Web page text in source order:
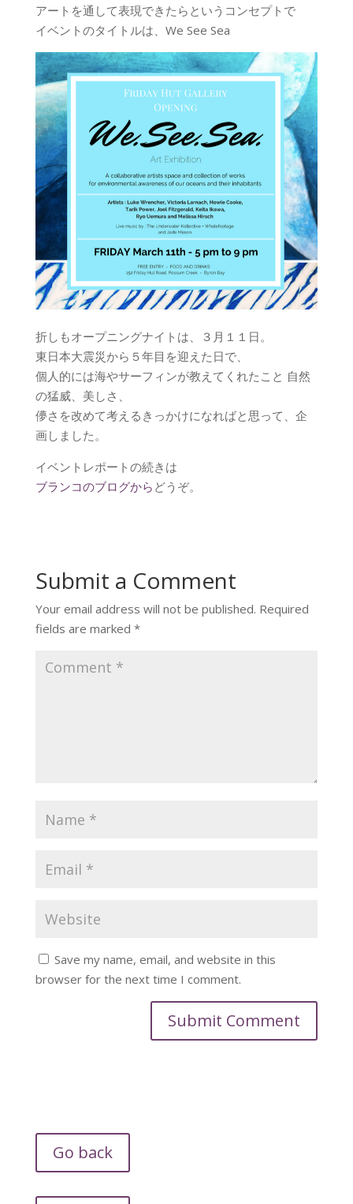
アートを通して表現できたらというコンセプトで
イベントのタイトルは、We See Sea
折しもオープニングナイトは、３月１１日。
東日本大震災から５年目を迎えた日で、
個人的には海やサーフィンが教えてくれたこと 自然
の猛威、美しさ、
儚さを改めて考えるきっかけになればと思って、企
画しました。
イベントレポートの続きは
ブランコのブログから どうぞ。
Submit a Comment
Your email address will not be published. Required
fields are marked *
Save my name, email, and website in this
browser for the next time I comment.
Go back